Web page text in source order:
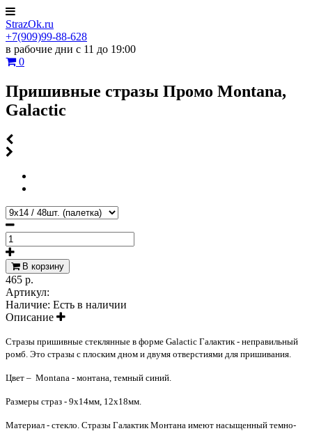
StrazOk.ru
+7(909)99-88-628
в рабочие дни с 11 до 19:00
0
Пришивные стразы Промо Montana,
Galactic
В корзину
465 р.
Артикул:
Наличие: Есть в наличии
Описание
Стразы пришивные стеклянные в форме Galactic Галактик - неправильный
ромб. Это стразы с плоским дном и двумя отверстиями для пришивания.
Цвет – Montana - монтана, темный синий.
Размеры страз - 9х14мм, 12х18мм.
Материал - стекло. Стразы Галактик Монтана имеют насыщенный темно-